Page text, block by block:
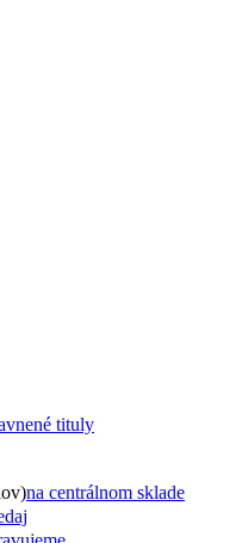
tituly
na centrálnom sklade